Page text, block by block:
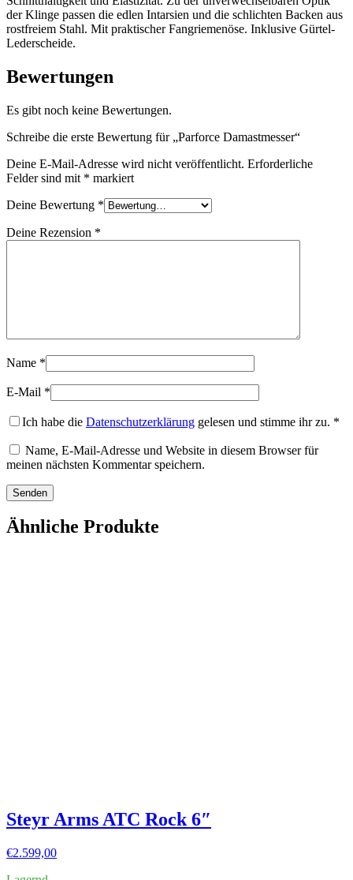
der Klinge passen die edlen Intarsien und die schlichten Backen aus
rostfreiem Stahl. Mit praktischer Fangriemenöse. Inklusive Gürtel-
Lederscheide.
Bewertungen
Es gibt noch keine Bewertungen.
Schreibe die erste Bewertung für „Parforce Damastmesser“
Deine E-Mail-Adresse wird nicht veröffentlicht. Erforderliche
Felder sind mit * markiert
Deine Bewertung *
Deine Rezension *
Name *
E-Mail *
Ich habe die Datenschutzerklärung gelesen und stimme ihr zu. *
Name, E-Mail-Adresse und Website in diesem Browser für
meinen nächsten Kommentar speichern.
Ähnliche Produkte
Steyr Arms ATC Rock 6″
€2.599,00